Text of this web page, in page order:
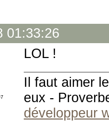
01:33:26
LOL !
Il faut aimer
eux -
développeur